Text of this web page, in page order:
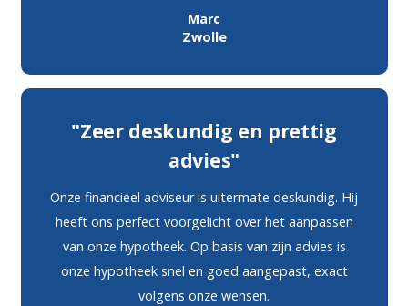
Marc
Zwolle
"Zeer deskundig en prettig
advies"
Onze financieel adviseur is uitermate deskundig. Hij
heeft ons perfect voorgelicht over het aanpassen
van onze hypotheek. Op basis van zijn advies is
onze hypotheek snel en goed aangepast, exact
volgens onze wensen.